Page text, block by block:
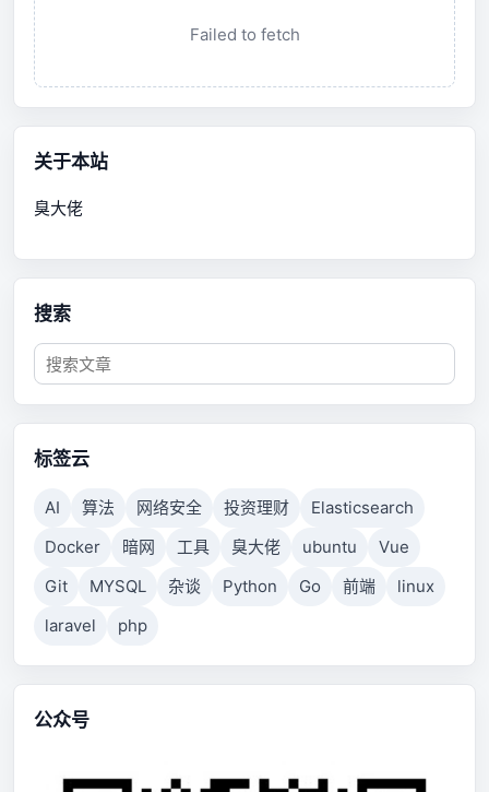
Failed to fetch
关于本站
臭大佬
搜索
标签云
AI 算法 网络安全 投资理财
Elasticsearch
Docker
暗网 工具 臭大佬 ubuntu
Vue
Git
MYSQL 杂谈 Python Go 前端
linux
laravel
php
公众号